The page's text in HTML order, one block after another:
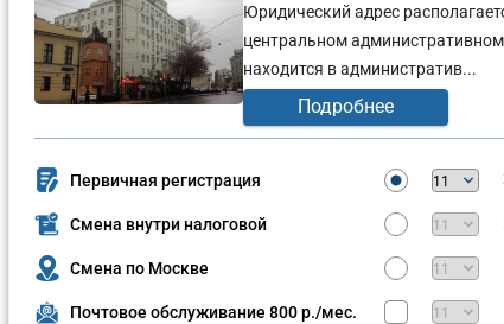
Юридический адрес
центральном
находится в административ...
Подробнее
Первичная регистрация
Смена внутри налоговой
Смена по Москве
Почтовое обслуживание 800 р./мес.